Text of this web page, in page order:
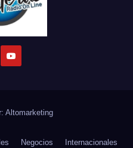
Altomarketing
Negocios Internacionales